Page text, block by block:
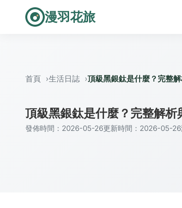
漫羽花旅
首頁 生活日誌 頂級黑銀鈦是什麼？完整
頂級黑銀鈦是什麼？完整解析
發佈時間：2026-05-26更新時間：2026-05-26